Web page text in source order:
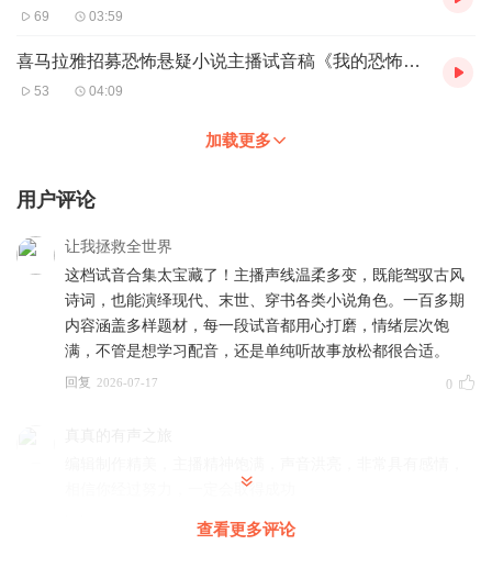
69 03:59
喜马拉雅招募恐怖悬疑小说主播试音稿《我的恐怖探灵直播》片段
53 04:09
加载更多
用户评论
让我拯救全世界
这档试音合集太宝藏了！主播声线温柔多变，既能驾驭古风
诗词，也能演绎现代、末世、穿书各类小说角色。一百多期
内容涵盖多样题材，每一段试音都用心打磨，情绪层次饱
满，不管是想学习配音，还是单纯听故事放松都很合适。
回复 2026-07-17 0
相信你经过努力，一定会取得成功
查看更多评论